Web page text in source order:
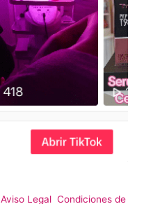
Aviso Legal Condiciones de